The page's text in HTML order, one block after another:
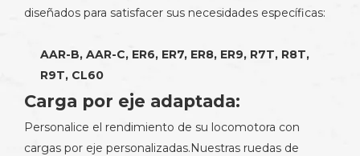
diseñados para satisfacer sus necesidades específicas:
AAR-B, AAR-C, ER6, ER7, ER8, ER9, R7T, R8T,
R9T, CL60
Carga por eje adaptada:
Personalice el rendimiento de su locomotora con
cargas por eje personalizadas.Nuestras ruedas de